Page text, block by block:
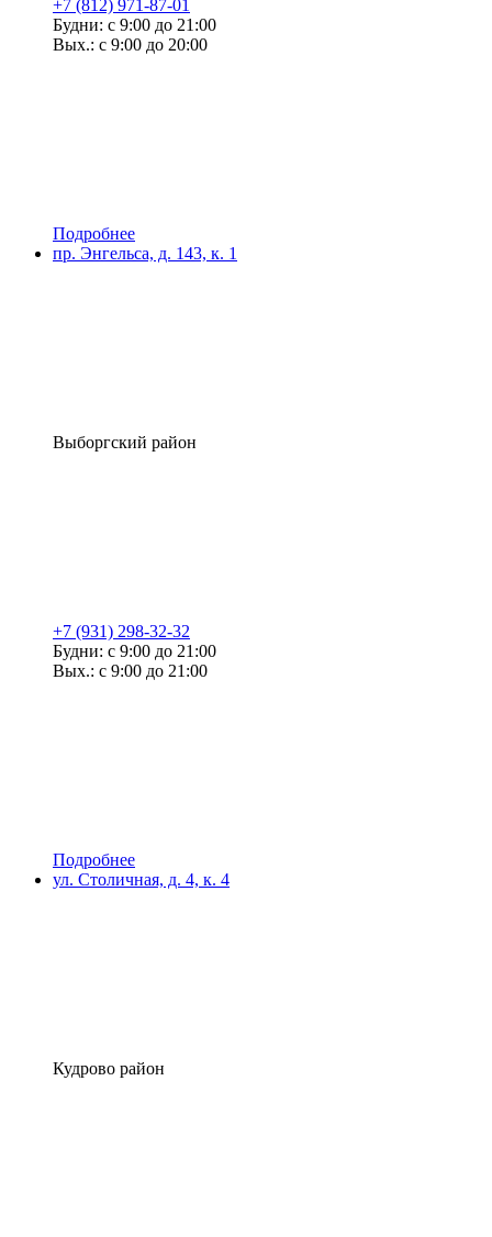
+7 (812) 971-87-01
Будни: с 9:00 до 21:00
Вых.: с 9:00 до 20:00
Подробнее
пр. Энгельса, д. 143, к. 1
Выборгский район
+7 (931) 298-32-32
Будни: с 9:00 до 21:00
Вых.: с 9:00 до 21:00
Подробнее
ул. Столичная, д. 4, к. 4
Кудрово район